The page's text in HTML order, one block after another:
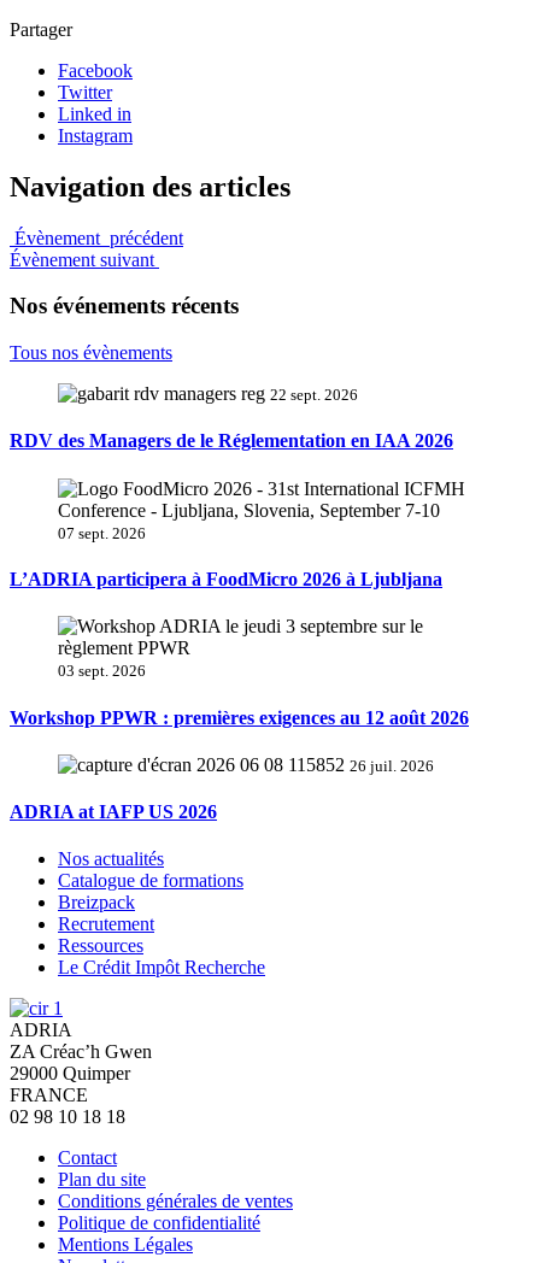
Partager
Facebook
Twitter
Linked in
Instagram
Navigation des articles
Évènement précédent
Évènement suivant
Nos événements récents
Tous nos évènements
22 sept. 2026
RDV des Managers de le Réglementation en IAA 2026
07 sept. 2026
L’ADRIA participera à FoodMicro 2026 à Ljubljana
03 sept. 2026
Workshop PPWR : premières exigences au 12 août 2026
26 juil. 2026
ADRIA at IAFP US 2026
Nos actualités
Catalogue de formations
Breizpack
Recrutement
Ressources
Le Crédit Impôt Recherche
ADRIA
ZA Créac’h Gwen
29000 Quimper
FRANCE
02 98 10 18 18
Contact
Plan du site
Conditions générales de ventes
Politique de confidentialité
Mentions Légales